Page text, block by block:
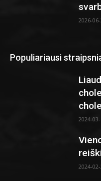
2026-
Populiariausi
2024-
2024-